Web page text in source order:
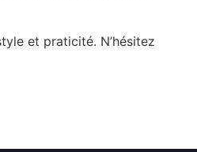
et praticité. N’hésitez